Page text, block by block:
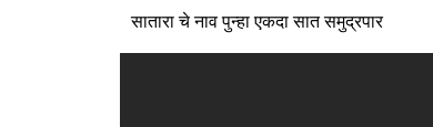
सातारा चे नाव पुन्हा एकदा सात समुद्रपार